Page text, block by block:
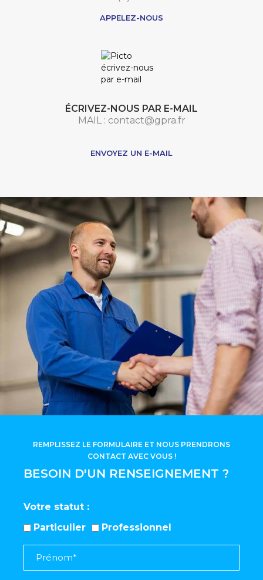
APPELEZ-NOUS
ÉCRIVEZ-NOUS PAR E-MAIL
MAIL : contact@gpra.fr
ENVOYEZ UN E-MAIL
BESOIN D'UN RENSEIGNEMENT ?
REMPLISSEZ LE FORMULAIRE ET NOUS PRENDRONS
CONTACT AVEC VOUS !
Votre statut
Particulier
Professionnel